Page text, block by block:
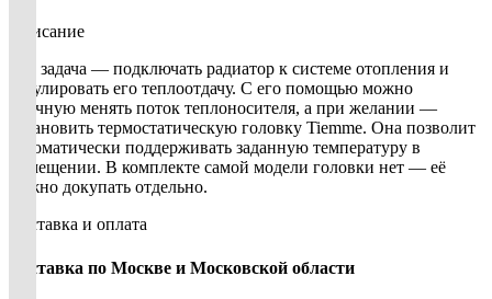
Описание
Его задача — подключать радиатор к системе отопления и
регулировать его теплоотдачу. С его помощью можно
вручную менять поток теплоносителя, а при желании —
установить термостатическую головку Tiemme. Она позволит
автоматически поддерживать заданную температуру в
помещении. В комплекте самой модели головки нет — её
нужно докупать отдельно.
Доставка и оплата
Доставка по Москве и Московской области